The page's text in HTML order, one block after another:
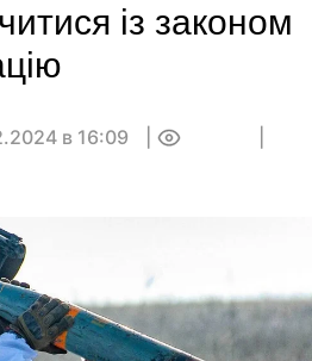
із законом
в 16:09